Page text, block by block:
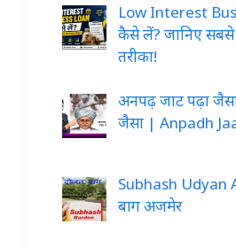
Low Interest
कैसे लें? जानिए सबसे
तरीका!
अनपढ़ जाट पढ़ा
जैसा | Anpadh
Subhash Udyan
बाग अजमेर